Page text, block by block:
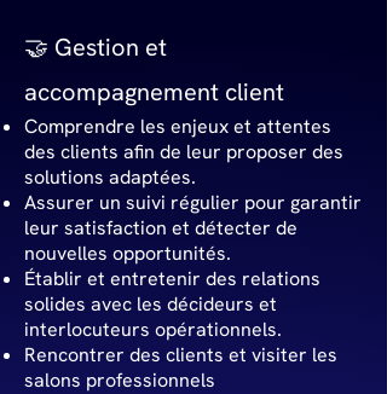
🤝 Gestion et
accompagnement client
Comprendre les enjeux et attentes
des clients afin de leur proposer des
solutions adaptées.
Assurer un suivi régulier pour garantir
leur satisfaction et détecter de
nouvelles opportunités.
Établir et entretenir des relations
solides avec les décideurs et
interlocuteurs opérationnels.
Rencontrer des clients et visiter les
salons professionnels